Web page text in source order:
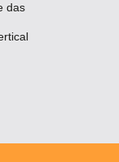
das